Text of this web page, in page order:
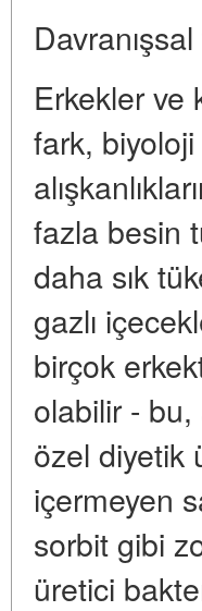
Erkekler ve
fark,
fazla besin
daha sık
gazlı
birçok
olabilir -
özel diyetik
içermeyen
sorbit gibi
üretici